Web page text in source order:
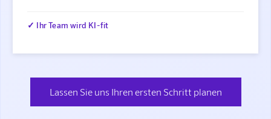
✓ Ihr Team wird KI-fit
Lassen Sie uns Ihren ersten Schritt planen